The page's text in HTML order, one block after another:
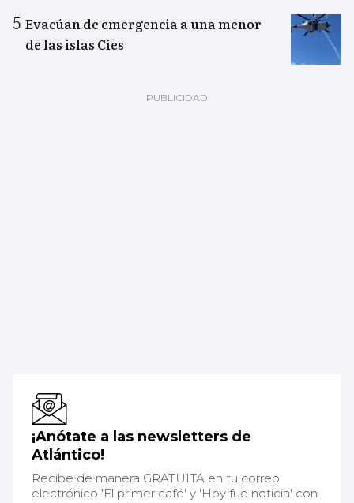
Evacúan de emergencia a una menor
de las islas Cíes
¡Anótate a las newsletters de
Atlántico!
Recibe de manera GRATUITA en tu correo
electrónico 'El primer café' y 'Hoy fue noticia' con